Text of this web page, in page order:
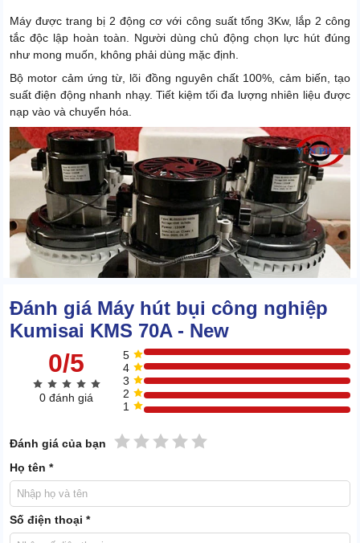
Máy được trang bị 2 động cơ với công suất tổng 3Kw, lắp 2 công
tắc độc lập hoàn toàn. Người dùng chủ động chọn lực hút đúng
như mong muốn, không phải dùng mặc định.
Bộ motor cảm ứng từ, lõi đồng nguyên chất 100%, cảm biến, tạo
suất điện động nhanh nhạy. Tiết kiệm tối đa lượng nhiên liệu được
nạp vào và chuyển hóa.
Túi có màu trắng nguyên bản, dùng vải bao dày dặn với bộ khung
chắc chắn. Túi cần được vệ sinh, giặt sạch thường xuyên, tuyệt
đối không hút vật sắc, góc cạnh,...
Nắp đậy:
Cũng chính là vị trí đặt 2 chiếc motor trên cùng, được gắn cố định,
Đánh giá Máy hút bụi công nghiệp
Kumisai KMS 70A - New
0/5
0 đánh giá
5
4
3
2
1
Đánh giá của bạn 5 sao
4 sao
3 sao
2 sao
1 sao
Họ tên *
Số điện thoại *